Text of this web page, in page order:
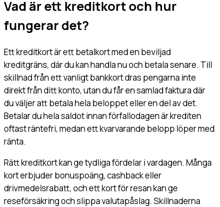
Vad är ett kreditkort och hur
fungerar det?
Ett kreditkort är ett betalkort med en beviljad
kreditgräns, där du kan handla nu och betala senare. Till
skillnad från ett vanligt bankkort dras pengarna inte
direkt från ditt konto, utan du får en samlad faktura där
du väljer att betala hela beloppet eller en del av det.
Betalar du hela saldot innan förfallodagen är krediten
oftast räntefri, medan ett kvarvarande belopp löper med
ränta.
Rätt kreditkort kan ge tydliga fördelar i vardagen. Många
kort erbjuder bonuspoäng, cashback eller
drivmedelsrabatt, och ett kort för resan kan ge
reseförsäkring och slippa valutapåslag. Skillnaderna